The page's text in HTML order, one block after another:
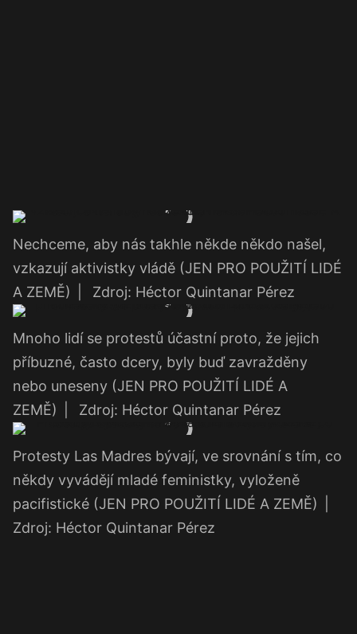
Nechceme, aby nás takhle někde někdo našel,
vzkazují aktivistky vládě (JEN PRO POUŽITÍ LIDÉ
A ZEMĚ)
Zdroj: Héctor Quintanar Pérez
Mnoho lidí se protestů účastní proto, že jejich
příbuzné, často dcery, byly buď zavražděny
nebo uneseny (JEN PRO POUŽITÍ LIDÉ A
ZEMĚ)
Zdroj: Héctor Quintanar Pérez
Protesty Las Madres bývají, ve srovnání s tím, co
někdy vyvádějí mladé feministky, vyloženě
pacifistické (JEN PRO POUŽITÍ LIDÉ A ZEMĚ)
Zdroj: Héctor Quintanar Pérez